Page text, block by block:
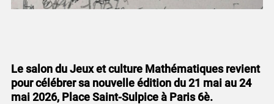
Le salon du Jeux et culture Mathématiques revient
pour célébrer sa nouvelle édition du 21 mai au 24
mai 2026, Place Saint-Sulpice à Paris 6è.